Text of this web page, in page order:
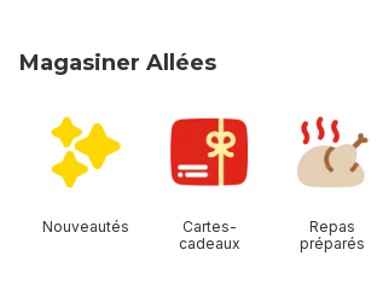
Magasiner Allées
Nouveautés
Cartes-
cadeaux
Repas
préparés